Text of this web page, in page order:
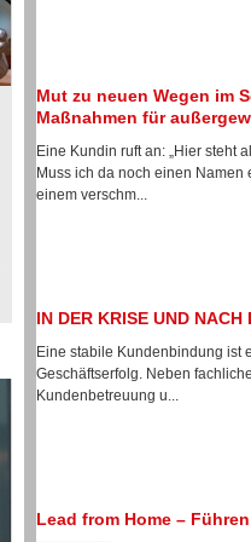
Mut zu neuen Wegen im
Maßnahmen für
Eine Kundin ruft an: „Hier steht
Muss ich da noch einen
einem verschm...
IN DER KRISE UND NACH
Eine stabile Kundenbindung ist
Geschäftserfolg. Neben
Kundenbetreuung u...
Lead from Home –